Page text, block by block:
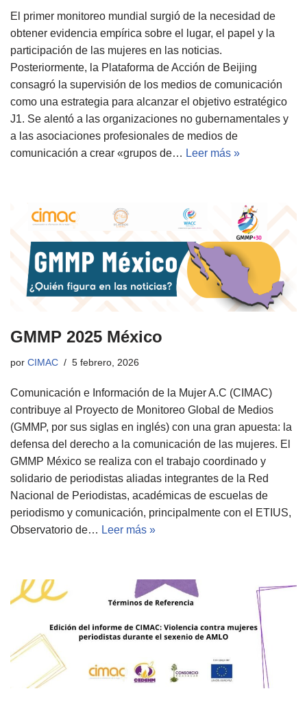
El primer monitoreo mundial surgió de la necesidad de
obtener evidencia empírica sobre el lugar, el papel y la
participación de las mujeres en las noticias.
Posteriormente, la Plataforma de Acción de Beijing
consagró la supervisión de los medios de comunicación
como una estrategia para alcanzar el objetivo estratégico
J1. Se alentó a las organizaciones no gubernamentales y
a las asociaciones profesionales de medios de
comunicación a crear «grupos de… Leer más »
GMMP 2025 México
por CIMAC 5 febrero, 2026
Comunicación e Información de la Mujer A.C (CIMAC)
contribuye al Proyecto de Monitoreo Global de Medios
(GMMP, por sus siglas en inglés) con una gran apuesta: la
defensa del derecho a la comunicación de las mujeres. El
GMMP México se realiza con el trabajo coordinado y
solidario de periodistas aliadas integrantes de la Red
Nacional de Periodistas, académicas de escuelas de
periodismo y comunicación, principalmente con el ETIUS,
Observatorio de… Leer más »